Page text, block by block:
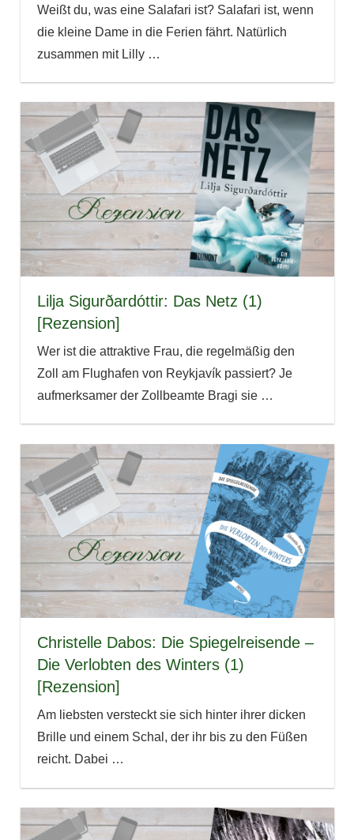
Weißt du, was eine Salafari ist? Salafari ist, wenn
die kleine Dame in die Ferien fährt. Natürlich
zusammen mit Lilly …
Lilja Sigurðardóttir: Das Netz (1)
[Rezension]
Wer ist die attraktive Frau, die regelmäßig den
Zoll am Flughafen von Reykjavík passiert? Je
aufmerksamer der Zollbeamte Bragi sie …
Christelle Dabos: Die Spiegelreisende –
Die Verlobten des Winters (1)
[Rezension]
Am liebsten versteckt sie sich hinter ihrer dicken
Brille und einem Schal, der ihr bis zu den Füßen
reicht. Dabei …